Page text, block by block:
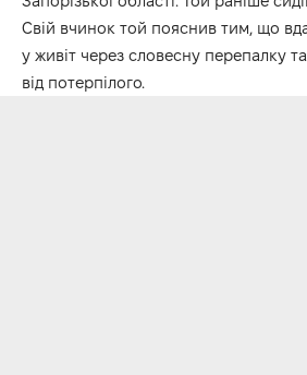
Свій вчинок той пояснив тим, що
у живіт через словесну перепалку
від потерпілого.